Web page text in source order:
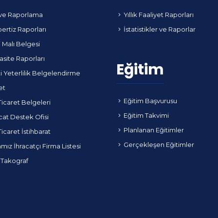
Raporlama
Raporları
Malı Belgesi
Raporları
Yeterlilik Belgelendirme
Belgeleri
Destek Ofisi
İstihbarat
İhracatçı Firma Listesi
Takograf
Yıllık Faaliyet Raporları
İstatistikler ve Raporlar
Eğitim
Eğitim Başvurusu
Eğitim Takvimi
Planlanan Eğitimler
Gerçekleşen Eğitimler